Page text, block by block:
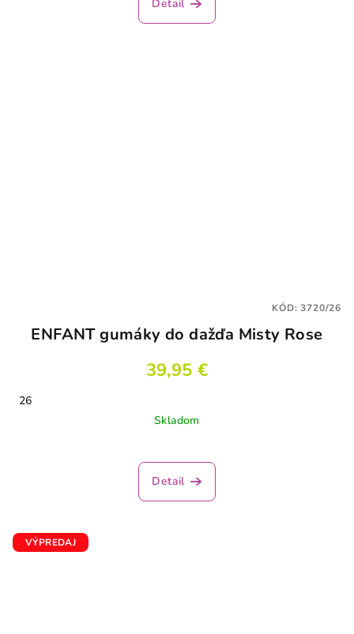
Detail
ENFANT gumáky do dažďa Misty Rose
39,95 €
26
Skladom
Detail
KÓD:3720/26
VÝPREDAJ